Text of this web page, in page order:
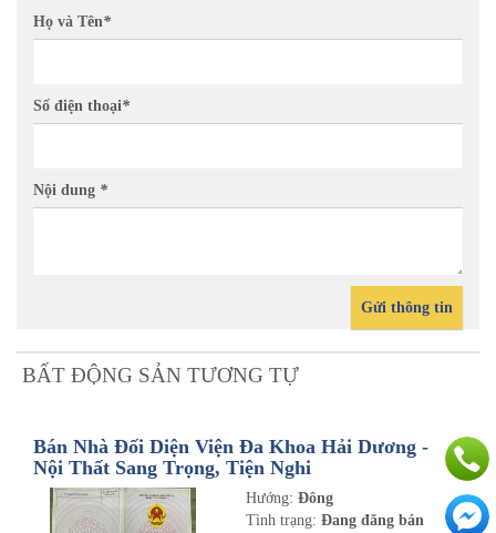
Họ và Tên*
Số điện thoại*
Nội dung *
Gửi thông tin
BẤT ĐỘNG SẢN TƯƠNG TỰ
Bán Nhà Đối Diện Viện Đa Khoa Hải Dương -
Nội Thất Sang Trọng, Tiện Nghi
Hướng: Đông
Tình trạng: Đang đăng bán